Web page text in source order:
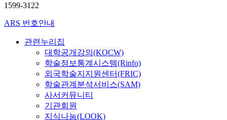
1599-3122
ARS 번호안내
관련누리집
대학공개강의(KOCW)
학술정보통계시스템(Rinfo)
외국학술지지원센터(FRIC)
학술관계분석서비스(SAM)
사서커뮤니티
기관회원
지식나눔(LOOK)